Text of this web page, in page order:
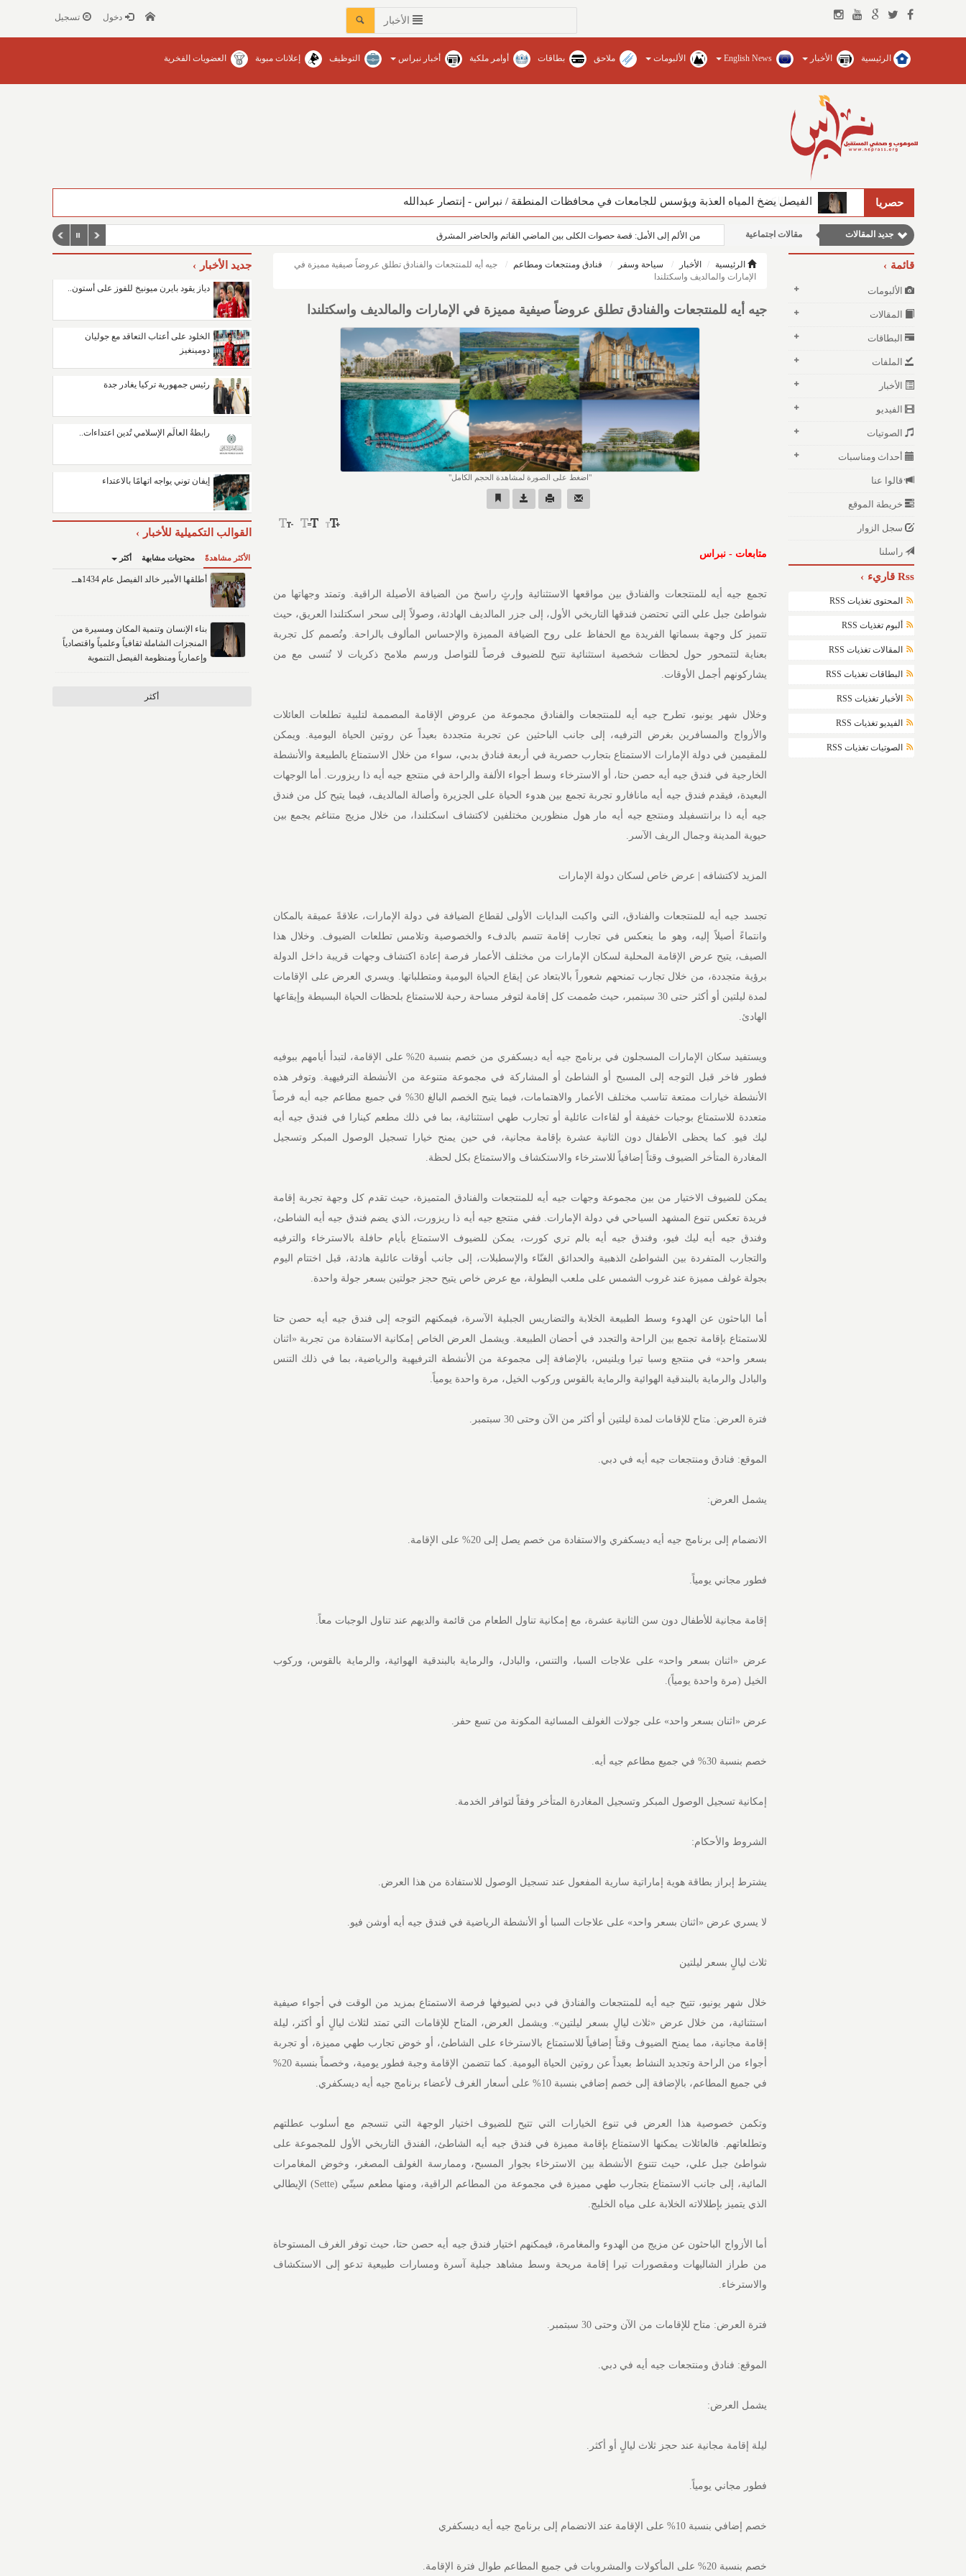
الأخبار دخول تسجيل
الرئيسية الأخبار English News الألبومات ملاحق بطاقات أوامر ملكية أخبار نبراس التوظيف إعلانات مبوبة العضويات الفخرية
حصريا الفيصل يضخ المياه العذبة ويؤسس للجامعات في محافظات المنطقة‏ / نبراس - إنتصار عبدالله
جديد المقالات
نوافذ الثقافة و الأدب
وطنية
مقالات اجتماعية من الألم إلى الأمل: قصة حصوات الكلى بين الماضي القاتم والحاضر المشرق
قائمة
الألبومات
المقالات
البطاقات
الملفات
الأخبار
الفيديو
الصوتيات
أحداث ومناسبات
قالوا عنا
خريطة الموقع
سجل الزوار
راسلنا
Rss قاريء
المحتوى تغذيات RSS
ألبوم تغذيات RSS
المقالات تغذيات RSS
البطاقات تغذيات RSS
الأخبار تغذيات RSS
الفيديو تغذيات RSS
الصوتيات تغذيات RSS
الرئيسية الأخبار سياحة وسفر فنادق ومنتجعات ومطاعم
جيه أيه للمنتجعات والفنادق تطلق عروضاً صيفية مميزة في
الإمارات والمالديف واسكتلندا
جيه أيه للمنتجعات والفنادق تطلق عروضاً صيفية مميزة في الإمارات والمالديف واسكتلندا
اضغط على الصورة لمشاهدة الحجم الكامل
متابعات - نبراس
تجمع جيه أيه للمنتجعات والفنادق بين مواقعها الاستثنائية وإرثٍ راسخ من الضيافة الأصيلة الراقية. وتمتد وجهاتها من
شواطئ جبل علي التي تحتضن فندقها التاريخي الأول، إلى جزر المالديف الهادئة، وصولاً إلى سحر اسكتلندا العريق، حيث
تتميز كل وجهة بسماتها الفريدة مع الحفاظ على روح الضيافة المميزة والإحساس المألوف بالراحة. وتُصمم كل تجربة
بعناية لتتمحور حول لحظات شخصية استثنائية تتيح للضيوف فرصاً للتواصل ورسم ملامح ذكريات لا تُنسى مع من
يشاركونهم أجمل الأوقات.
وخلال شهر يونيو، تطرح جيه أيه للمنتجعات والفنادق مجموعة من عروض الإقامة المصممة لتلبية تطلعات العائلات
والأزواج والمسافرين بغرض الترفيه، إلى جانب الباحثين عن تجربة متجددة بعيداً عن روتين الحياة اليومية. ويمكن
للمقيمين في دولة الإمارات الاستمتاع بتجارب حصرية في أربعة فنادق بدبي، سواء من خلال الاستمتاع بالطبيعة والأنشطة
الخارجية في فندق جيه أيه حصن حتا، أو الاسترخاء وسط أجواء الألفة والراحة في منتجع جيه أيه ذا ريزورت. أما الوجهات
البعيدة، فيقدم فندق جيه أيه مانافارو تجربة تجمع بين هدوء الحياة على الجزيرة وأصالة المالديف، فيما يتيح كل من فندق
جيه أيه ذا برانتسفيلد ومنتجع جيه أيه مار هول منظورين مختلفين لاكتشاف اسكتلندا، من خلال مزيج متناغم يجمع بين
حيوية المدينة وجمال الريف الآسر.
المزيد لاكتشافه | عرض خاص لسكان دولة الإمارات
تجسد جيه أيه للمنتجعات والفنادق، التي واكبت البدايات الأولى لقطاع الضيافة في دولة الإمارات، علاقةً عميقة بالمكان
وانتماءً أصيلاً إليه، وهو ما ينعكس في تجارب إقامة تتسم بالدفء والخصوصية وتلامس تطلعات الضيوف. وخلال هذا
الصيف، يتيح عرض الإقامة المحلية لسكان الإمارات من مختلف الأعمار فرصة إعادة اكتشاف وجهات قريبة داخل الدولة
برؤية متجددة، من خلال تجارب تمنحهم شعوراً بالابتعاد عن إيقاع الحياة اليومية ومتطلباتها. ويسري العرض على الإقامات
لمدة ليلتين أو أكثر حتى 30 سبتمبر، حيث صُممت كل إقامة لتوفر مساحة رحبة للاستمتاع بلحظات الحياة البسيطة وإيقاعها
الهادئ.
ويستفيد سكان الإمارات المسجلون في برنامج جيه أيه ديسكفري من خصم بنسبة 20% على الإقامة، لتبدأ أيامهم ببوفيه
فطور فاخر قبل التوجه إلى المسبح أو الشاطئ أو المشاركة في مجموعة متنوعة من الأنشطة الترفيهية. وتوفر هذه
الأنشطة خيارات ممتعة تناسب مختلف الأعمار والاهتمامات، فيما يتيح الخصم البالغ 30% في جميع مطاعم جيه أيه فرصاً
متعددة للاستمتاع بوجبات خفيفة أو لقاءات عائلية أو تجارب طهي استثنائية، بما في ذلك مطعم كينارا في فندق جيه أيه
ليك فيو. كما يحظى الأطفال دون الثانية عشرة بإقامة مجانية، في حين يمنح خيارا تسجيل الوصول المبكر وتسجيل
المغادرة المتأخر الضيوف وقتاً إضافياً للاسترخاء والاستكشاف والاستمتاع بكل لحظة.
يمكن للضيوف الاختيار من بين مجموعة وجهات جيه أيه للمنتجعات والفنادق المتميزة، حيث تقدم كل وجهة تجربة إقامة
فريدة تعكس تنوع المشهد السياحي في دولة الإمارات. ففي منتجع جيه أيه ذا ريزورت، الذي يضم فندق جيه أيه الشاطئ،
وفندق جيه أيه ليك فيو، وفندق جيه أيه بالم تري كورت، يمكن للضيوف الاستمتاع بأيام حافلة بالاسترخاء والترفيه
والتجارب المتفردة بين الشواطئ الذهبية والحدائق الغنّاء والإسطبلات، إلى جانب أوقات عائلية هادئة، قبل اختتام اليوم
بجولة غولف مميزة عند غروب الشمس على ملعب البطولة، مع عرض خاص يتيح حجز جولتين بسعر جولة واحدة.
أما الباحثون عن الهدوء وسط الطبيعة الخلابة والتضاريس الجبلية الآسرة، فيمكنهم التوجه إلى فندق جيه أيه حصن حتا
للاستمتاع بإقامة تجمع بين الراحة والتجدد في أحضان الطبيعة. ويشمل العرض الخاص إمكانية الاستفادة من تجربة «اثنان
بسعر واحد» في منتجع وسبا تيرا ويلنيس، بالإضافة إلى مجموعة من الأنشطة الترفيهية والرياضية، بما في ذلك التنس
والبادل والرماية بالبندقية الهوائية والرماية بالقوس وركوب الخيل، مرة واحدة يومياً.
فترة العرض: متاح للإقامات لمدة ليلتين أو أكثر من الآن وحتى 30 سبتمبر.
الموقع: فنادق ومنتجعات جيه أيه في دبي.
يشمل العرض:
الانضمام إلى برنامج جيه أيه ديسكفري والاستفادة من خصم يصل إلى 20% على الإقامة.
فطور مجاني يومياً.
إقامة مجانية للأطفال دون سن الثانية عشرة، مع إمكانية تناول الطعام من قائمة والديهم عند تناول الوجبات معاً.
عرض «اثنان بسعر واحد» على علاجات السبا، والتنس، والبادل، والرماية بالبندقية الهوائية، والرماية بالقوس، وركوب
الخيل (مرة واحدة يومياً).
عرض «اثنان بسعر واحد» على جولات الغولف المسائية المكونة من تسع حفر.
خصم بنسبة 30% في جميع مطاعم جيه أيه.
إمكانية تسجيل الوصول المبكر وتسجيل المغادرة المتأخر وفقاً لتوافر الخدمة.
الشروط والأحكام:
يشترط إبراز بطاقة هوية إماراتية سارية المفعول عند تسجيل الوصول للاستفادة من هذا العرض.
لا يسري عرض «اثنان بسعر واحد» على علاجات السبا أو الأنشطة الرياضية في فندق جيه أيه أوشن فيو.
ثلاث ليالٍ بسعر ليلتين
خلال شهر يونيو، تتيح جيه أيه للمنتجعات والفنادق في دبي لضيوفها فرصة الاستمتاع بمزيد من الوقت في أجواء صيفية
استثنائية، من خلال عرض «ثلاث ليالٍ بسعر ليلتين». ويشمل العرض، المتاح للإقامات التي تمتد لثلاث ليالٍ أو أكثر، ليلة
إقامة مجانية، مما يمنح الضيوف وقتاً إضافياً للاستمتاع بالاسترخاء على الشاطئ، أو خوض تجارب طهي مميزة، أو تجربة
أجواء من الراحة وتجديد النشاط بعيداً عن روتين الحياة اليومية. كما تتضمن الإقامة وجبة فطور يومية، وخصماً بنسبة 20%
في جميع المطاعم، بالإضافة إلى خصم إضافي بنسبة 10% على أسعار الغرف لأعضاء برنامج جيه أيه ديسكفري.
وتكمن خصوصية هذا العرض في تنوع الخيارات التي تتيح للضيوف اختيار الوجهة التي تنسجم مع أسلوب عطلتهم
وتطلعاتهم. فالعائلات يمكنها الاستمتاع بإقامة مميزة في فندق جيه أيه الشاطئ، الفندق التاريخي الأول للمجموعة على
شواطئ جبل علي، حيث تتنوع الأنشطة بين الاسترخاء بجوار المسبح، وممارسة الغولف المصغر، وخوض المغامرات
المائية، إلى جانب الاستمتاع بتجارب طهي مميزة في مجموعة من المطاعم الراقية، ومنها مطعم سيتّي (Sette) الإيطالي
الذي يتميز بإطلالاته الخلابة على مياه الخليج.
أما الأزواج الباحثون عن مزيج من الهدوء والمغامرة، فيمكنهم اختيار فندق جيه أيه حصن حتا، حيث توفر الغرف المستوحاة
من طراز الشاليهات ومقصورات تيرا إقامة مريحة وسط مشاهد جبلية آسرة ومسارات طبيعية تدعو إلى الاستكشاف
والاسترخاء.
فترة العرض: متاح للإقامات من الآن وحتى 30 سبتمبر.
الموقع: فنادق ومنتجعات جيه أيه في دبي.
يشمل العرض:
ليلة إقامة مجانية عند حجز ثلاث ليالٍ أو أكثر.
فطور مجاني يومياً.
خصم إضافي بنسبة 10% على الإقامة عند الانضمام إلى برنامج جيه أيه ديسكفري
خصم بنسبة 20% على المأكولات والمشروبات في جميع المطاعم طوال فترة الإقامة.
جديد الأخبار
دياز يقود بايرن ميونيخ للفوز على أستون..
الخلود على أعتاب التعاقد مع جوليان
دومينغيز
رئيس جمهورية تركيا يغادر جدة
رابطةُ العالَم الإسلامي تُدين اعتداءات..
إيفان توني يواجه اتهامًا بالاعتداء
القوالب التكميلية للأخبار
الأكثر مشاهدةً محتويات مشابهة أكثر
أطلقها الأمير خالد الفيصل عام 1434هــ
بناء الإنسان وتنمية المكان ومسيرة من
المنجزات الشاملة ثقافياً وعلمياً واقتصادياً
وإعمارياً ومنظومة الفيصل التنموية
أكثر